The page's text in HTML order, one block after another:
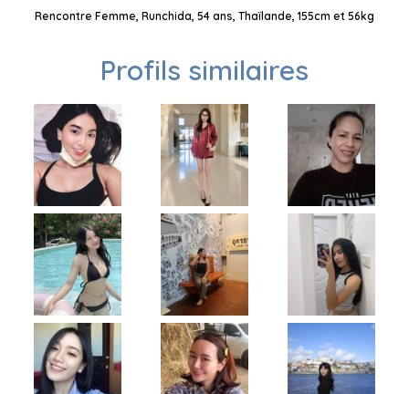
Rencontre Femme, Runchida, 54 ans, Thaïlande, 155cm et 56kg
Profils similaires